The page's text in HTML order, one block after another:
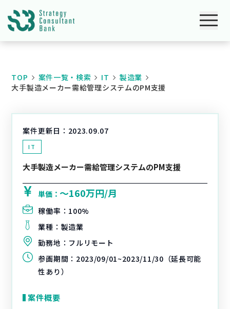
TOP 案件一覧・検索 IT
製造業
大手製造メーカー需給管理システムのPM支援
案件更新日： 2023.09.07
IT
大手製造メーカー需給管理システムのPM支援
単価：〜160万円/月
稼働率： 100%
業種： 製造業
勤務地： フルリモート
参画期間： 2023/09/01~2023/11/30（延長可能
性あり）
案件概要